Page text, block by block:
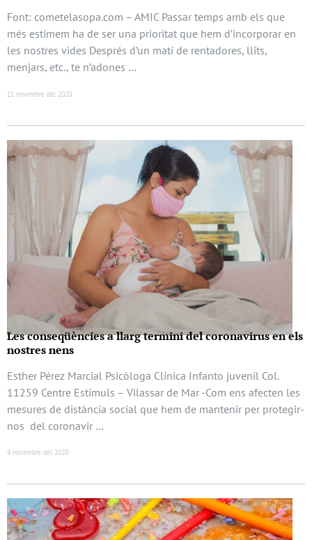
Font: cometelasopa.com – AMIC Passar temps amb els que
més estimem ha de ser una prioritat que hem d’incorporar en
les nostres vides Després d’un matí de rentadores, llits,
menjars, etc., te n’adones …
11 novembre del 2020
Les conseqüències a llarg termini del coronavirus en els
nostres nens
Esther Pérez Marcial Psicòloga Clínica Infanto juvenil Col.
11259 Centre Estímuls – Vilassar de Mar -Com ens afecten les
mesures de distància social que hem de mantenir per protegir-
nos del coronavir …
4 novembre del 2020